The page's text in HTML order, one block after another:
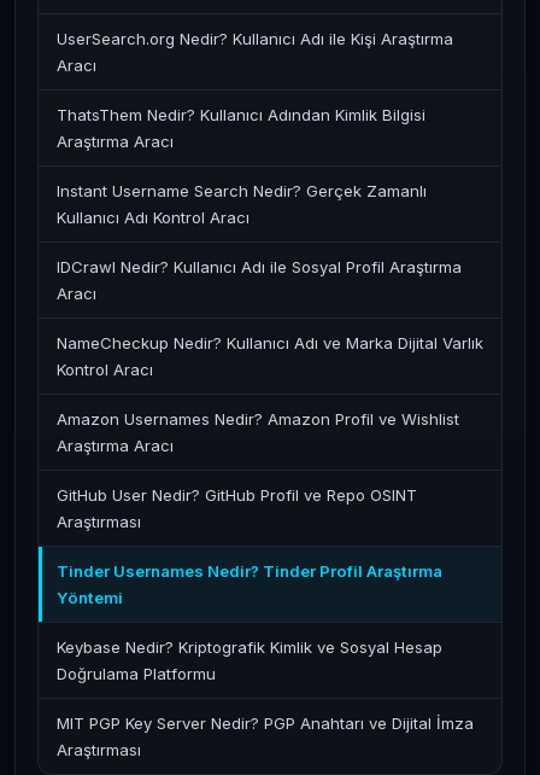
UserSearch.org Nedir? Kullanıcı Adı ile Kişi Araştırma
Aracı
ThatsThem Nedir? Kullanıcı Adından Kimlik Bilgisi
Araştırma Aracı
Instant Username Search Nedir? Gerçek Zamanlı
Kullanıcı Adı Kontrol Aracı
IDCrawl Nedir? Kullanıcı Adı ile Sosyal Profil Araştırma
Aracı
NameCheckup Nedir? Kullanıcı Adı ve Marka Dijital Varlık
Kontrol Aracı
Amazon Usernames Nedir? Amazon Profil ve Wishlist
Araştırma Aracı
GitHub User Nedir? GitHub Profil ve Repo OSINT
Araştırması
Tinder Usernames Nedir? Tinder Profil Araştırma
Yöntemi
Keybase Nedir? Kriptografik Kimlik ve Sosyal Hesap
Doğrulama Platformu
MIT PGP Key Server Nedir? PGP Anahtarı ve Dijital İmza
Araştırması